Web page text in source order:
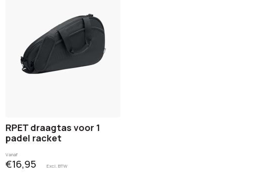
RPET draagtas voor 1
padel racket
Vanaf
€16,95 Excl. BTW